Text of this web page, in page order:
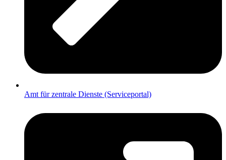
Amt für zentrale Dienste (Serviceportal)